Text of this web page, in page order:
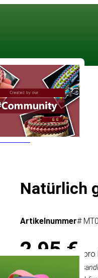
- 6 mm
Natürlich
Artikelnummer#
2,95 €/ pro
Inkl. MwSt., exkl.